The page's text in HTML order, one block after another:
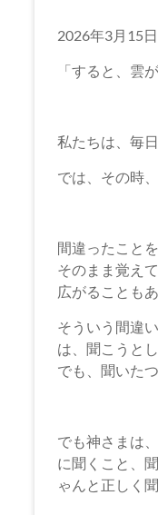
イ
ス・
ス
の
る
神
2026年3月15
「すると、雲
私たちは、毎
では、その時
間違ったこと
そのまま覚え
広がることもあ
そういう間違
は、聞こうと
でも、聞いた
でも神さまは
に聞くこと、
ゃんと正しく